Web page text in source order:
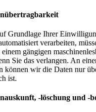
Grundlage Ihrer
verarbeiten,
gängigen
Sie das verlangen. An
können wir die Daten nur
ist.
-löschung und -